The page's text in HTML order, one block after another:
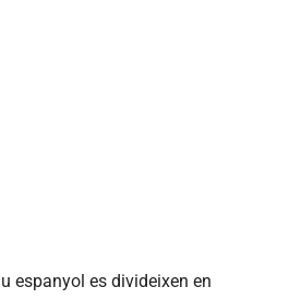
espanyol es divideixen en